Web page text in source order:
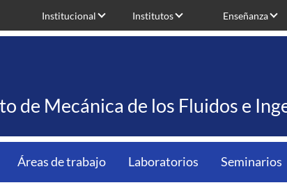
Institucional Institutos Enseñanza
de Mecánica de los Fluidos e
Áreas de trabajo Laboratorios Seminarios